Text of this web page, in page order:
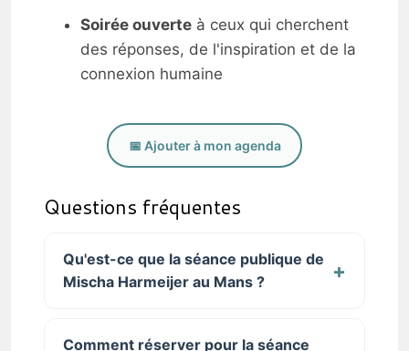
Soirée ouverte à ceux qui cherchent
des réponses, de l'inspiration et de la
connexion humaine
📅 Ajouter à mon agenda
Questions fréquentes
Qu'est-ce que la séance publique de
Mischa Harmeijer au Mans ?
Comment réserver pour la séance